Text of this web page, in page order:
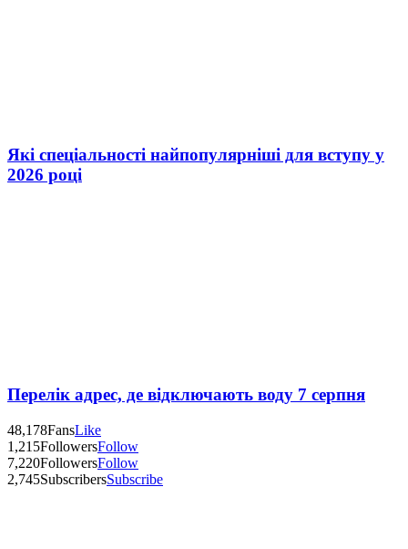
Які спеціальності найпопулярніші для вступу у
2026 році
Перелік адрес, де відключають воду 7 серпня
48,178FansLike
1,215FollowersFollow
7,220FollowersFollow
2,745SubscribersSubscribe